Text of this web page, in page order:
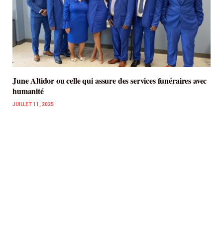
June Altidor ou celle qui assure des services funéraires avec
humanité
JUILLET 11, 2025